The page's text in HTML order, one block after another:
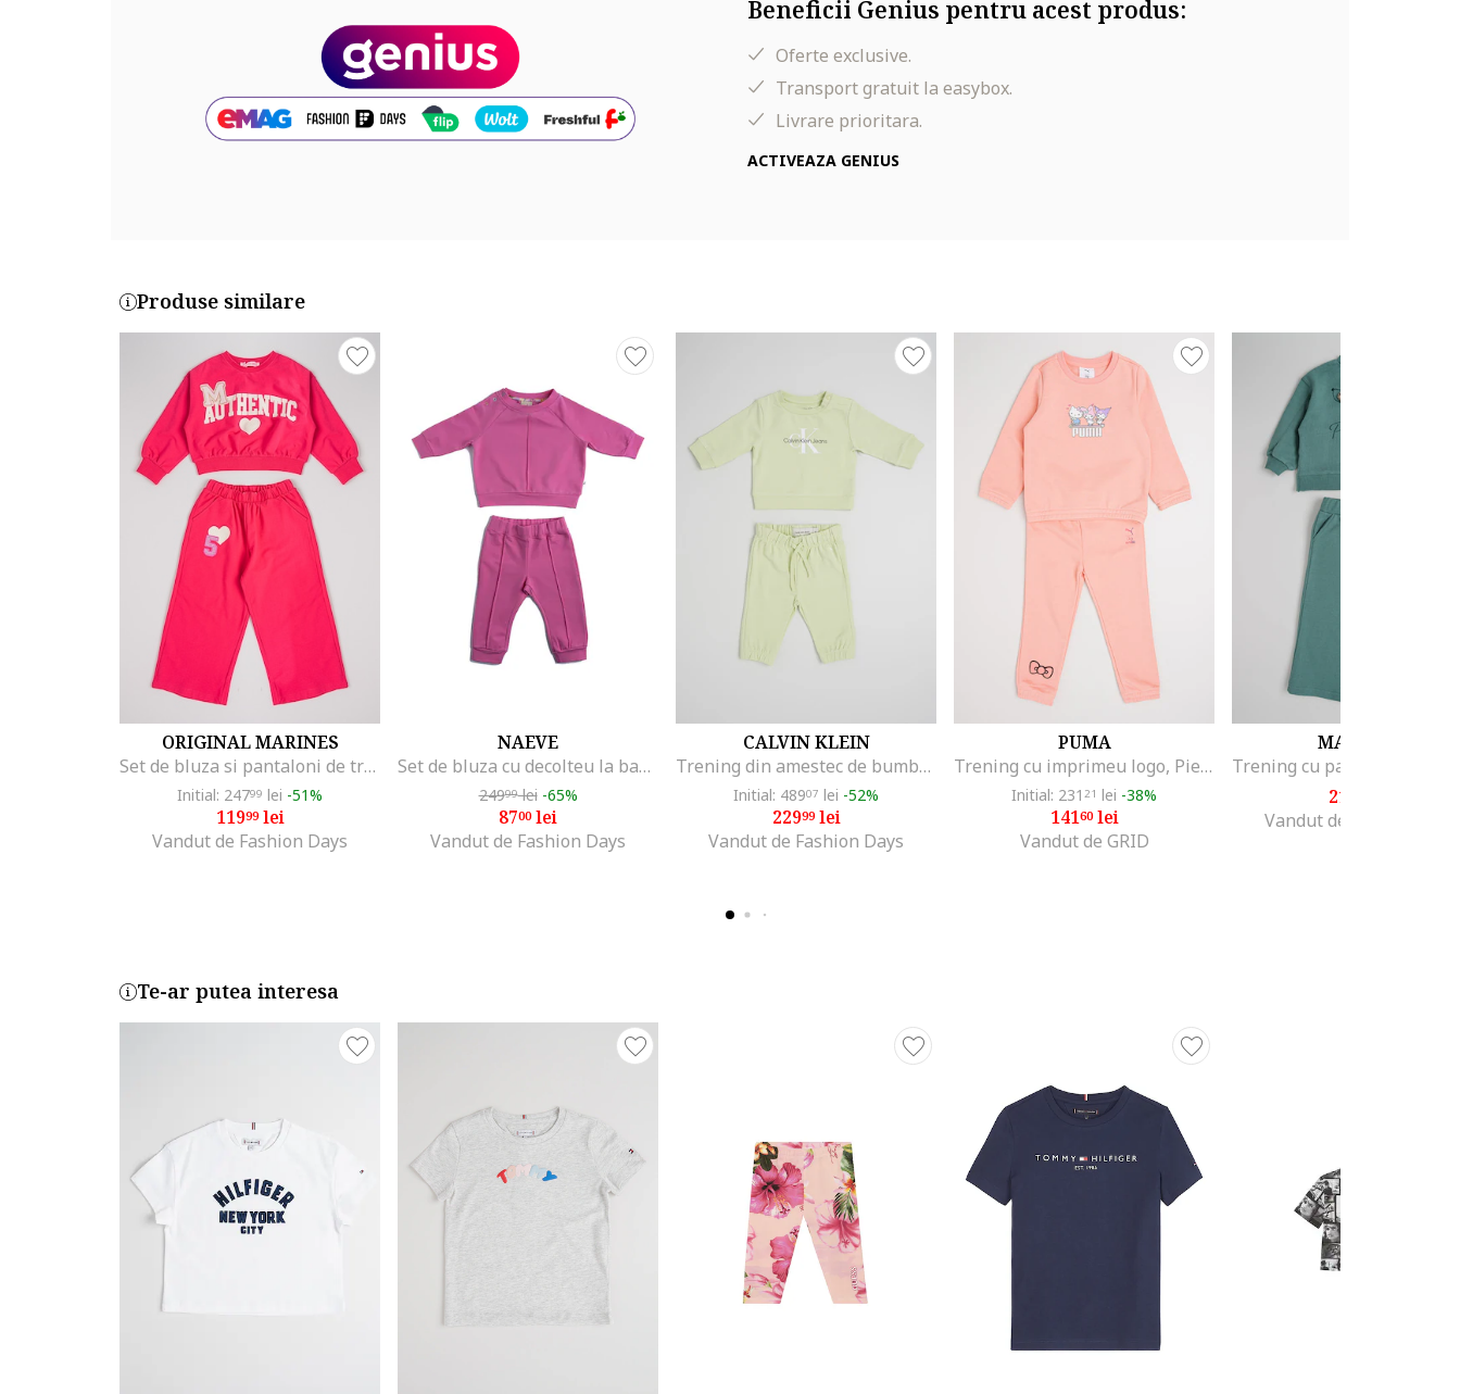
3J68GK00K-239
Beneficii Genius pentru acest produs:
Oferte exclusive.
Transport gratuit la easybox.
Livrare prioritara.
ACTIVEAZA GENIUS
Produse similare
ORIGINAL MARINES
Set de bluza si pantaloni de trening cu imprimeu - 2 piese, Alb/Fucsia
Initial: 24799 lei -51%
11999lei
Vandut de Fashion Days
NAEVE
Set de bluza cu decolteu la baza gatului si pantaloni de trening, Roz
24999lei -65%
8700lei
Vandut de Fashion Days
CALVIN KLEIN
Trening din amestec de bumbac organic cu logo, Verde pal
Initial: 48907 lei -52%
22999lei
Vandut de Fashion Days
PUMA
Trening cu imprimeu logo, Piersica
Initial: 231 21 lei -38%
14160lei
Vandut de GRID
MAYORAL
219
Vandut de Fashion Days
Te-ar putea interesa